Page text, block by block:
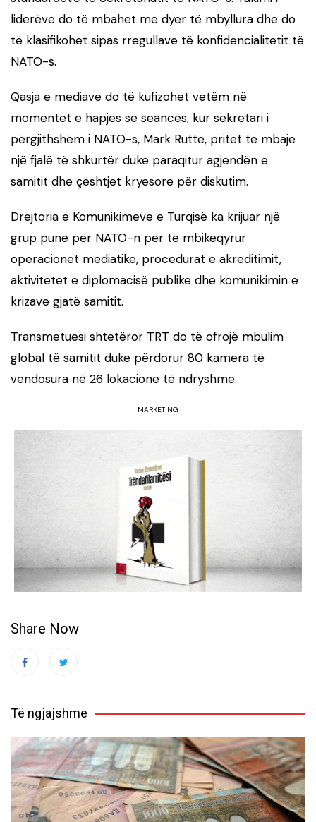
liderëve do të mbahet me dyer të mbyllura dhe do
të klasifikohet sipas rregullave të konfidencialitetit të
NATO-s.
Qasja e mediave do të kufizohet vetëm në
momentet e hapjes së seancës, kur sekretari i
përgjithshëm i NATO-s, Mark Rutte, pritet të mbajë
një fjalë të shkurtër duke paraqitur agjendën e
samitit dhe çështjet kryesore për diskutim.
Drejtoria e Komunikimeve e Turqisë ka krijuar një
grup pune për NATO-n për të mbikëqyrur
operacionet mediatike, procedurat e akreditimit,
aktivitetet e diplomacisë publike dhe komunikimin e
krizave gjatë samitit.
Transmetuesi shtetëror TRT do të ofrojë mbulim
global të samitit duke përdorur 80 kamera të
vendosura në 26 lokacione të ndryshme.
MARKETING
Share Now
Të ngjajshme